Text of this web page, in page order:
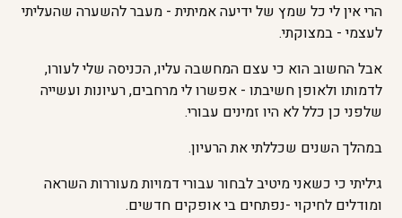
הרי אין לי כל שמץ של ידיעה אמיתית - מעבר להשערה שהעליתי
לעצמי - במצוקתי.
אבל החשוב הוא כי עצם המחשבה עליו, הכניסה שלי לעורו,
לדמותו ולאופן חשיבתו - אפשרו לי מרחבים, רעיונות ועשייה
שלפני כן כלל לא היו זמינים עבורי.
במהלך השנים שכללתי את הרעיון.
גיליתי כי כשאני מיטיב לבחור עבורי דמויות מעוררות השראה
ומודלים לחיקוי -נפתחים בי אופקים חדשים.